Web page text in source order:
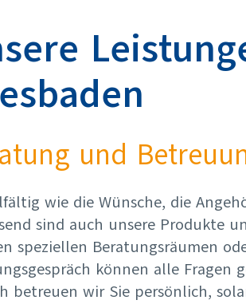
und
wie die Wünsche, die
sind auch unsere Produkte
speziellen Beratungsräumen
können alle
betreuen wir Sie persönlich,